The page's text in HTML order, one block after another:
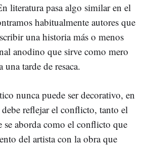
literatura pasa algo similar en el
habitualmente autores que
una historia más o menos
anodino que sirve como mero
tarde de resaca.
nunca puede ser decorativo, en
reflejar el conflicto, tanto el
se aborda como el conflicto que
del artista con la obra que